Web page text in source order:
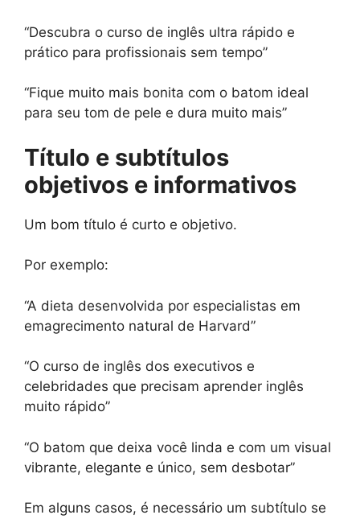
“Descubra o curso de inglês ultra rápido e
prático para profissionais sem tempo”
“Fique muito mais bonita com o batom ideal
para seu tom de pele e dura muito mais”
Título e subtítulos
objetivos e informativos
Um bom título é curto e objetivo.
Por exemplo:
“A dieta desenvolvida por especialistas em
emagrecimento natural de Harvard”
“O curso de inglês dos executivos e
celebridades que precisam aprender inglês
muito rápido”
“O batom que deixa você linda e com um visual
vibrante, elegante e único, sem desbotar”
Em alguns casos, é necessário um subtítulo se